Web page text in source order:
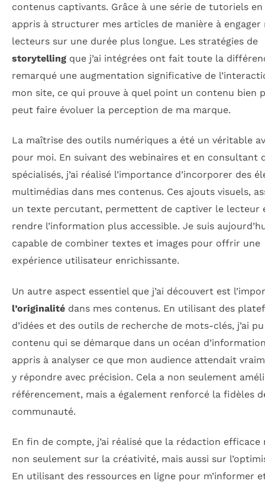
contenus captivants. Grâce à une série de tutoriels en
appris à structurer mes articles de manière à engager
lecteurs sur une durée plus longue. Les stratégies de
storytelling que j’ai intégrées ont fait toute la
remarqué une augmentation significative de
mon site, ce qui prouve à quel point un contenu bien
peut faire évoluer la perception de ma marque.
La maîtrise des outils numériques a été un véritable
pour moi. En suivant des webinaires et en consultant
spécialisés, j’ai réalisé l’importance d’incorporer des
multimédias dans mes contenus. Ces ajouts visuels,
un texte percutant, permettent de captiver le lecteur
rendre l’information plus accessible. Je suis
capable de combiner textes et images pour offrir une
expérience utilisateur enrichissante.
Un autre aspect essentiel que j’ai découvert est
l’originalité dans mes contenus. En utilisant des
d’idées et des outils de recherche de mots-clés, j’ai
contenu qui se démarque dans un océan
appris à analyser ce que mon audience attendait
y répondre avec précision. Cela a non seulement
référencement, mais a également renforcé la fidèles
communauté.
En fin de compte, j’ai réalisé que la rédaction efficace
non seulement sur la créativité, mais aussi sur
En utilisant des ressources en ligne pour m’informer